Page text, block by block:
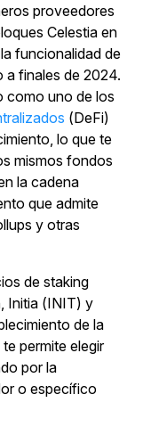
proveedores
Celestia en
funcionalidad de
a finales de 2024.
como uno de los
(DeFi)
lo que te
mismos fondos
la cadena
que admite
y otras
de staking
Initia (INIT) y
de la
permite elegir
por la
o específico